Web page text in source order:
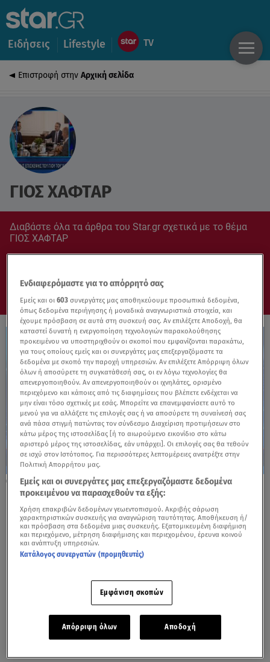
Ειδήσεις Lifestyle
Επιστροφή στην Αρχική σελίδα
ΓΙΟΣ ΧΑΦΤΑΡ
Διαβάστε όλα τα άρθρα του Star.gr σχετικά με το θέμα
ΓΙΟΣ ΧΑΦΤΑΡ
08.09.25, 21:23
Γιος Χάφταρ: Τι ζήτησε από τον Μητσοτάκη
και τι ζητήσαμε για τη Λιβύη
Ενδιαφερόμαστε για το απόρρητό σας
Εμείς και οι603 συνεργάτες μας αποθηκεύουμε προσωπικά δεδομένα,
όπως δεδομένα περιήγησης ή μοναδικά αναγνωριστικά στοιχεία, και
έχουμε πρόσβαση σε αυτά στη συσκευή σας. Αν επιλέξετε Αποδοχή, θα
καταστεί δυνατή η ενεργοποίηση τεχνολογιών παρακολούθησης
προκειμένου να υποστηριχθούν οι σκοποί που εμφανίζονται παρακάτω,
για τους οποίους εμείς και οι συνεργάτες μας επεξεργαζόμαστε τα
δεδομένα με σκοπό την παροχή υπηρεσιών. Αν επιλέξετε Απόρριψη όλων
όλων ή αποσύρετε τη συγκατάθεσή σας, οι εν λόγω τεχνολογίες θα
απενεργοποιηθούν. Αν απενεργοποιηθούν οι ιχνηλάτες, ορισμένο
περιεχόμενο και κάποιες από τις διαφημίσεις που βλέπετε ενδέχεται να
μην είναι τόσο σχετικές με εσάς. Μπορείτε να επανεμφανίσετε αυτό το
μενού για να αλλάξετε τις επιλογές σας ή να αποσύρετε τη συναίνεσή σας
ανά πάσα στιγμή πατώντας τον σύνδεσμο Διαχείριση προτιμήσεων στο
κάτω μέρος της ιστοσελίδας [ή το αιωρούμενο εικονίδιο στο κάτω
αριστερό μέρος της ιστοσελίδας, εάν υπάρχει]. Οι επιλογές σας θα τεθούν
σε ισχύ στον Ιστότοπος. Για περισσότερες λεπτομέρειες ανατρέξτε στην
Πολιτική Απορρήτου μας.
Εμείς και οι συνεργάτες μας επεξεργαζόμαστε δεδομένα
προκειμένου να παρασχεθούν τα εξής:
Χρήση επακριβών δεδομένων γεωεντοπισμού. Ακριβής σάρωση
χαρακτηριστικών συσκευής για αναγνώριση ταυτότητας. Αποθήκευση ή/
και πρόσβαση στα δεδομένα μιας συσκευής. Εξατομικευμένη διαφήμιση
και περιεχόμενο, μέτρηση διαφήμισης και περιεχομένου, έρευνα κοινού
και ανάπτυξη υπηρεσιών.
Κατάλογος συνεργατών (προμηθευτές)
Εμφάνιση σκοπών
Απόρριψη όλων Αποδοχή